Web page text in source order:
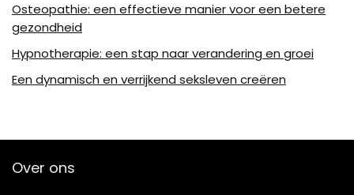
Osteopathie: een effectieve manier voor een betere
gezondheid
Hypnotherapie: een stap naar verandering en groei
Een dynamisch en verrijkend seksleven creëren
Over ons